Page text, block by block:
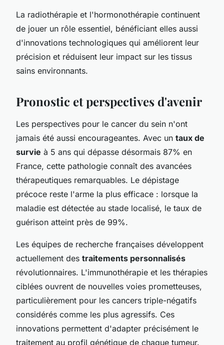
La radiothérapie et l'hormonothérapie continuent
de jouer un rôle essentiel, bénéficiant elles aussi
d'innovations technologiques qui améliorent leur
précision et réduisent leur impact sur les tissus
sains environnants.
Pronostic et perspectives d'avenir
Les perspectives pour le cancer du sein n'ont
jamais été aussi encourageantes. Avec un taux de
survie à 5 ans qui dépasse désormais 87% en
France, cette pathologie connaît des avancées
thérapeutiques remarquables. Le dépistage
précoce reste l'arme la plus efficace : lorsque la
maladie est détectée au stade localisé, le taux de
guérison atteint près de 99%.
Les équipes de recherche françaises développent
actuellement des traitements personnalisés
révolutionnaires. L'immunothérapie et les thérapies
ciblées ouvrent de nouvelles voies prometteuses,
particulièrement pour les cancers triple-négatifs
considérés comme les plus agressifs. Ces
innovations permettent d'adapter précisément le
traitement au profil génétique de chaque tumeur.